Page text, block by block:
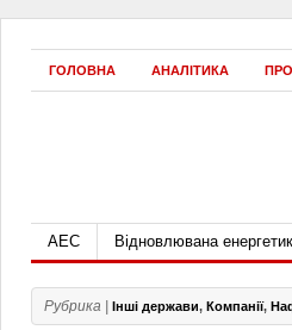
ГОЛОВНА АНАЛІТИКА
АЕС Відновлювана
Рубрика | Інші держави, Компанії,